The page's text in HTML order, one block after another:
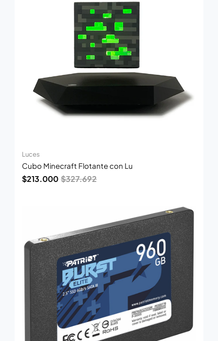
Luces
Cubo Minecraft Flotante con Lu
$327.692
$213.000